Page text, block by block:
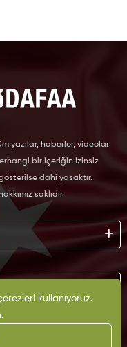
yazılar, haberler, videolar
bir içeriğin izinsiz
dahi yasaktır.
saklıdır.
kullanıyoruz.